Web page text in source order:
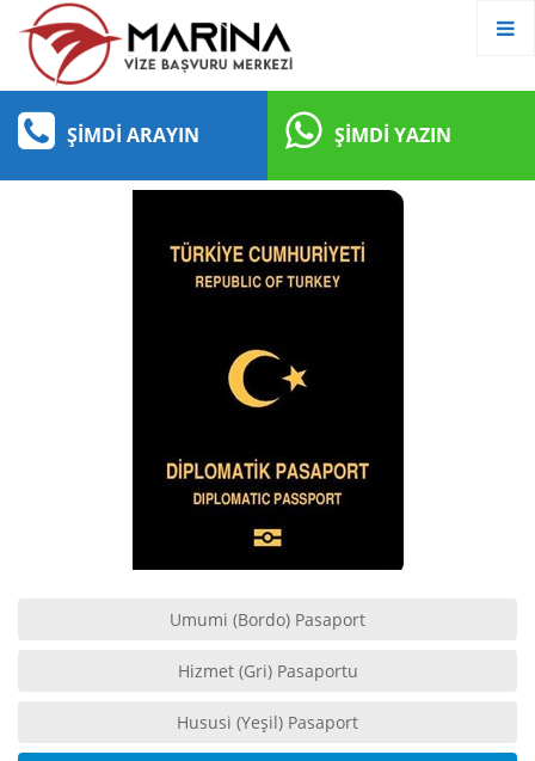
ŞIMDI ARAYIN ŞIMDI YAZIN
Umumi (Bordo) Pasaport
Hizmet (Gri) Pasaportu
Hususi (Yeşil) Pasaport